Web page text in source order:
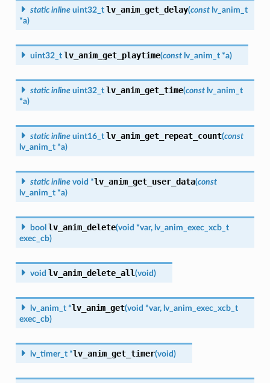
static inline uint32_t lv_anim_get_delay(const lv_anim_t
*a)
uint32_t lv_anim_get_playtime(const lv_anim_t *a)
static inline uint32_t lv_anim_get_time(const lv_anim_t
*a)
static inline uint16_t lv_anim_get_repeat_count(const
lv_anim_t *a)
static inline void *lv_anim_get_user_data(const
lv_anim_t *a)
bool lv_anim_delete(void *var, lv_anim_exec_xcb_t
exec_cb)
void lv_anim_delete_all(void)
lv_anim_t *lv_anim_get(void *var, lv_anim_exec_xcb_t
exec_cb)
lv_timer_t *lv_anim_get_timer(void)